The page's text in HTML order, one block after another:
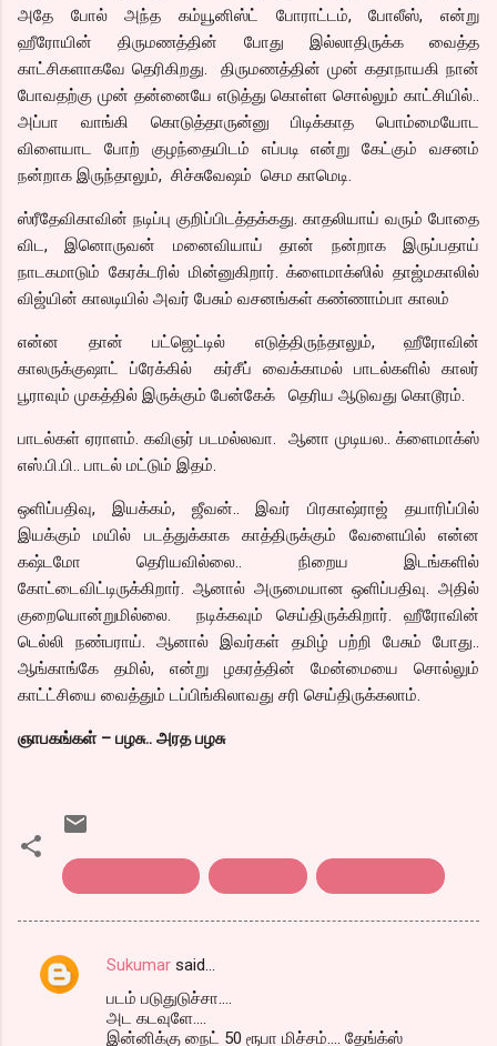
அதே போல் அந்த கம்யூனிஸ்ட் போராட்டம், போலீஸ், என்று
ஹீரோயின் திருமணத்தின் போது இல்லாதிருக்க வைத்த
காட்சிகளாகவே தெரிகிறது. திருமணத்தின் முன் கதாநாயகி நான்
போவதற்கு முன் தன்னையே எடுத்து கொள்ள சொல்லும் காட்சியில்..
அப்பா வாங்கி கொடுத்தாருன்னு பிடிக்காத பொம்மையோட
விளையாட போற் குழந்தையிடம் எப்படி என்று கேட்கும் வசனம்
நன்றாக இருந்தாலும், சிச்சுவேஷம் செம காமெடி.
ஸ்ரீதேவிகாவின் நடிப்பு குறிப்பிடத்தக்கது. காதலியாய் வரும் போதை
விட, இனொருவன் மனைவியாய் தான் நன்றாக இருப்பதாய்
நாடகமாடும் கேரக்டரில் மின்னுகிறார். க்ளைமாக்ஸில் தாஜ்மகாலில்
விஜ்யின் காலடியில் அவர் பேசும் வசனங்கள் கண்ணாம்பா காலம்
என்ன தான் பட்ஜெட்டில் எடுத்திருந்தாலும், ஹீரோவின்
காலருக்குஷாட் ப்ரேக்கில் கர்சீப் வைக்காமல் பாடல்களில் காலர்
பூராவும் முகத்தில் இருக்கும் பேன்கேக் தெரிய ஆடுவது கொடூரம்.
பாடல்கள் ஏராளம். கவிஞர் படமல்லவா. ஆனா முடியல.. க்ளைமாக்ஸ்
எஸ்.பி.பி.. பாடல் மட்டும் இதம்.
ஒளிப்பதிவு, இயக்கம், ஜீவன்.. இவர் பிரகாஷ்ராஜ் தயாரிப்பில்
இயக்கும் மயில் படத்துக்காக காத்திருக்கும் வேளையில் என்ன
கஷ்டமோ தெரியவில்லை.. நிறைய இடங்களில்
கோட்டைவிட்டிருக்கிறார். ஆனால் அருமையான ஒளிப்பதிவு. அதில்
குறையொன்றுமில்லை. நடிக்கவும் செய்திருக்கிறார். ஹீரோவின்
டெல்லி நண்பராய். ஆனால் இவர்கள் தமிழ் பற்றி பேசும் போது..
ஆங்காங்கே தமில், என்று ழகரத்தின் மேன்மையை சொல்லும்
காட்ட்சியை வைத்தும் டப்பிங்கிலாவது சரி செய்திருக்கலாம்.
ஞாபகங்கள் – பழசு.. அரத பழசு
C
Sukumar said…
படம் படுதுடுச்சா....
அட கடவுளே....
இன்னிக்கு நைட் 50 ரூபா மிச்சம்.... தேங்க்ஸ்